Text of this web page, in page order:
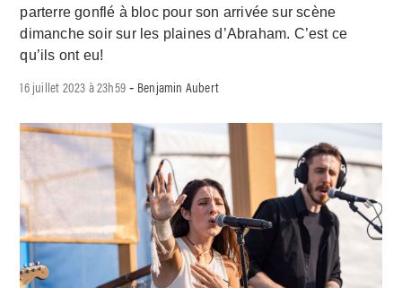
parterre gonflé à bloc pour son arrivée sur scène
dimanche soir sur les plaines d’Abraham. C’est ce
qu’ils ont eu!
16 juillet 2023 à 23h59 - Benjamin Aubert